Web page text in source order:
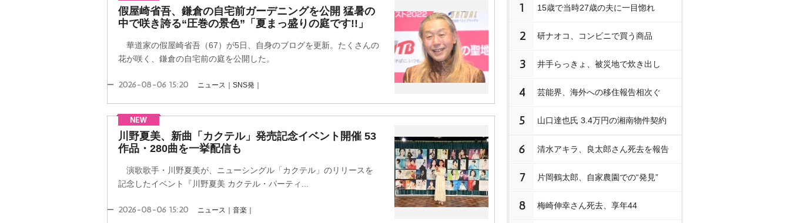
假屋崎省吾、鎌倉の自宅前ガーデニングを公開 猛暑の
中で咲き誇る“圧巻の景色”「夏まっ盛りの庭です!!」
華道家の假屋崎省吾（67）が5日、自身のブログを更新。たくさんの
花が咲く、鎌倉の自宅前の庭を公開した。
2026-08-06 15:20 ニュース｜SNS発｜
川野夏美、新曲「カクテル」発売記念イベント開催 53
作品・280曲を一挙配信も
演歌歌手・川野夏美が、ニューシングル「カクテル」のリリースを
記念したイベント『川野夏美 カクテル・パーティ...
2026-08-06 15:20 ニュース｜音楽｜
1 15歳で当時27歳の夫に一目惚れ
2 研ナオコ、コンビニで買う商品
3 井手らっきょ、被災地で炊き出し
4 芸能界、海外への移住報告相次ぐ
5 山口達也氏 3.4万円の湘南物件契約
6 清水アキラ、良太郎さん死去を報告
7 片岡鶴太郎、自家農園での“発見”
8 梅崎伸幸さん死去、享年44